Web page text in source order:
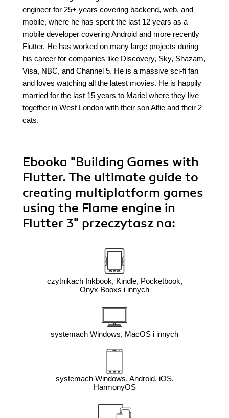
engineer for 25+ years covering backend, web, and
mobile, where he has spent the last 12 years as a
mobile developer covering Android and more recently
Flutter. He has worked on many large projects during
his career for companies like Discovery, Sky, Shazam,
Visa, NBC, and Channel 5. He is a massive sci-fi fan
and loves watching all the latest movies. He is happily
married for the last 15 years to Mariel where they live
together in West London with their son Alfie and their 2
cats.
Ebooka "Building Games with
Flutter. The ultimate guide to
creating multiplatform games
using the Flame engine in
Flutter 3" przeczytasz na:
czytnikach Inkbook, Kindle, Pocketbook,
Onyx Booxs i innych
systemach Windows, MacOS i innych
systemach Windows, Android, iOS,
HarmonyOS